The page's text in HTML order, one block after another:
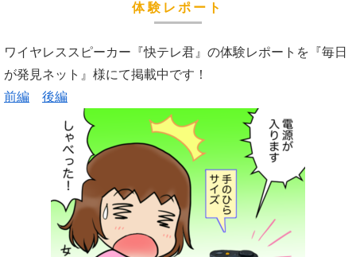
体験レポート
ワイヤレススピーカー『快テレ君』の体験レポートを『毎日
が発見ネット』様にて掲載中です！
前編
後編